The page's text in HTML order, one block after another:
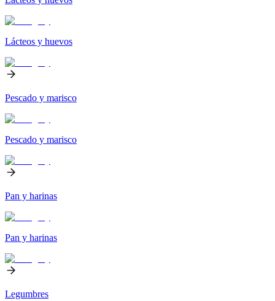
Lácteos y huevos
Pescado y marisco
Pescado y marisco
Pan y harinas
Pan y harinas
Legumbres